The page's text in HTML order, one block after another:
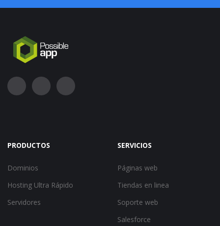
PRODUCTOS
Dominios
Hosting Ultra Rápido
Servidores
SERVICIOS
Páginas web
Tiendas en linea
Soporte web
Salesforce